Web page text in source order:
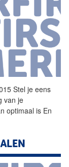
Stel je eens
van je
optimaal is En